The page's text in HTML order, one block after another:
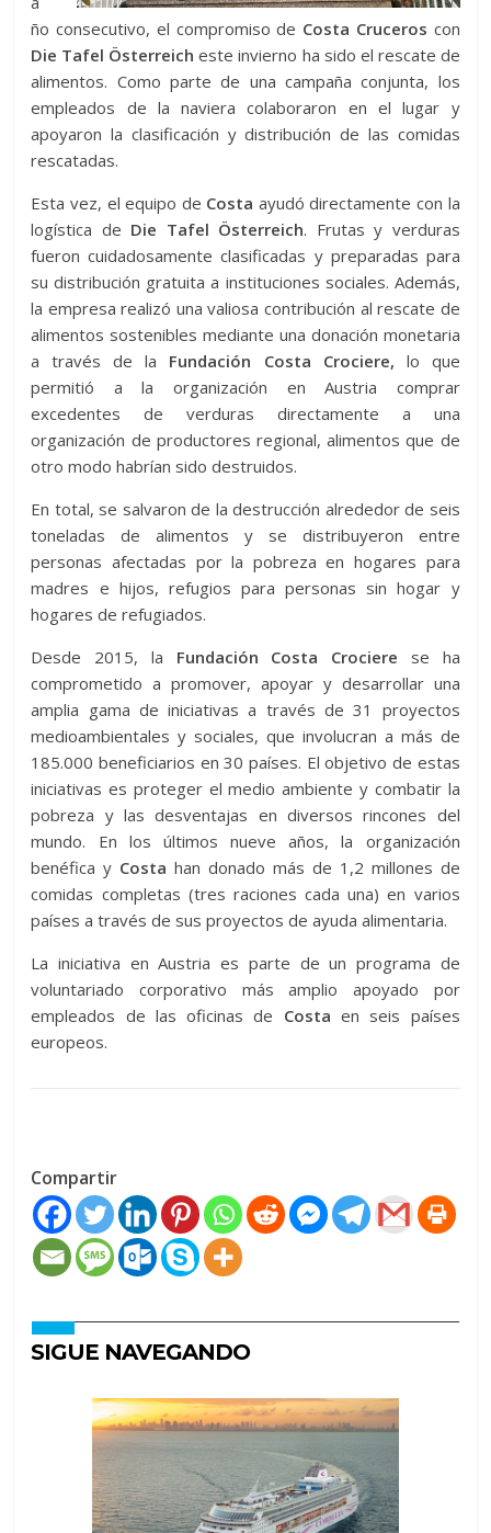
ño consecutivo, el compromiso de Costa Cruceros con
Die Tafel Österreich este invierno ha sido el rescate de
alimentos. Como parte de una campaña conjunta, los
empleados de la naviera colaboraron en el lugar y
apoyaron la clasificación y distribución de las comidas
rescatadas.
Esta vez, el equipo de Costa ayudó directamente con la
logística de Die Tafel Österreich. Frutas y verduras
fueron cuidadosamente clasificadas y preparadas para
su distribución gratuita a instituciones sociales. Además,
la empresa realizó una valiosa contribución al rescate de
alimentos sostenibles mediante una donación monetaria
a través de la Fundación Costa Crociere, lo que
permitió a la organización en Austria comprar
excedentes de verduras directamente a una
organización de productores regional, alimentos que de
otro modo habrían sido destruidos.
En total, se salvaron de la destrucción alrededor de seis
toneladas de alimentos y se distribuyeron entre
personas afectadas por la pobreza en hogares para
madres e hijos, refugios para personas sin hogar y
hogares de refugiados.
Desde 2015, la Fundación Costa Crociere se ha
comprometido a promover, apoyar y desarrollar una
amplia gama de iniciativas a través de 31 proyectos
medioambientales y sociales, que involucran a más de
185.000 beneficiarios en 30 países. El objetivo de estas
iniciativas es proteger el medio ambiente y combatir la
pobreza y las desventajas en diversos rincones del
mundo. En los últimos nueve años, la organización
benéfica y Costa han donado más de 1,2 millones de
comidas completas (tres raciones cada una) en varios
países a través de sus proyectos de ayuda alimentaria.
La iniciativa en Austria es parte de un programa de
voluntariado corporativo más amplio apoyado por
empleados de las oficinas de Costa en seis países
europeos.
Compartir
SIGUE NAVEGANDO